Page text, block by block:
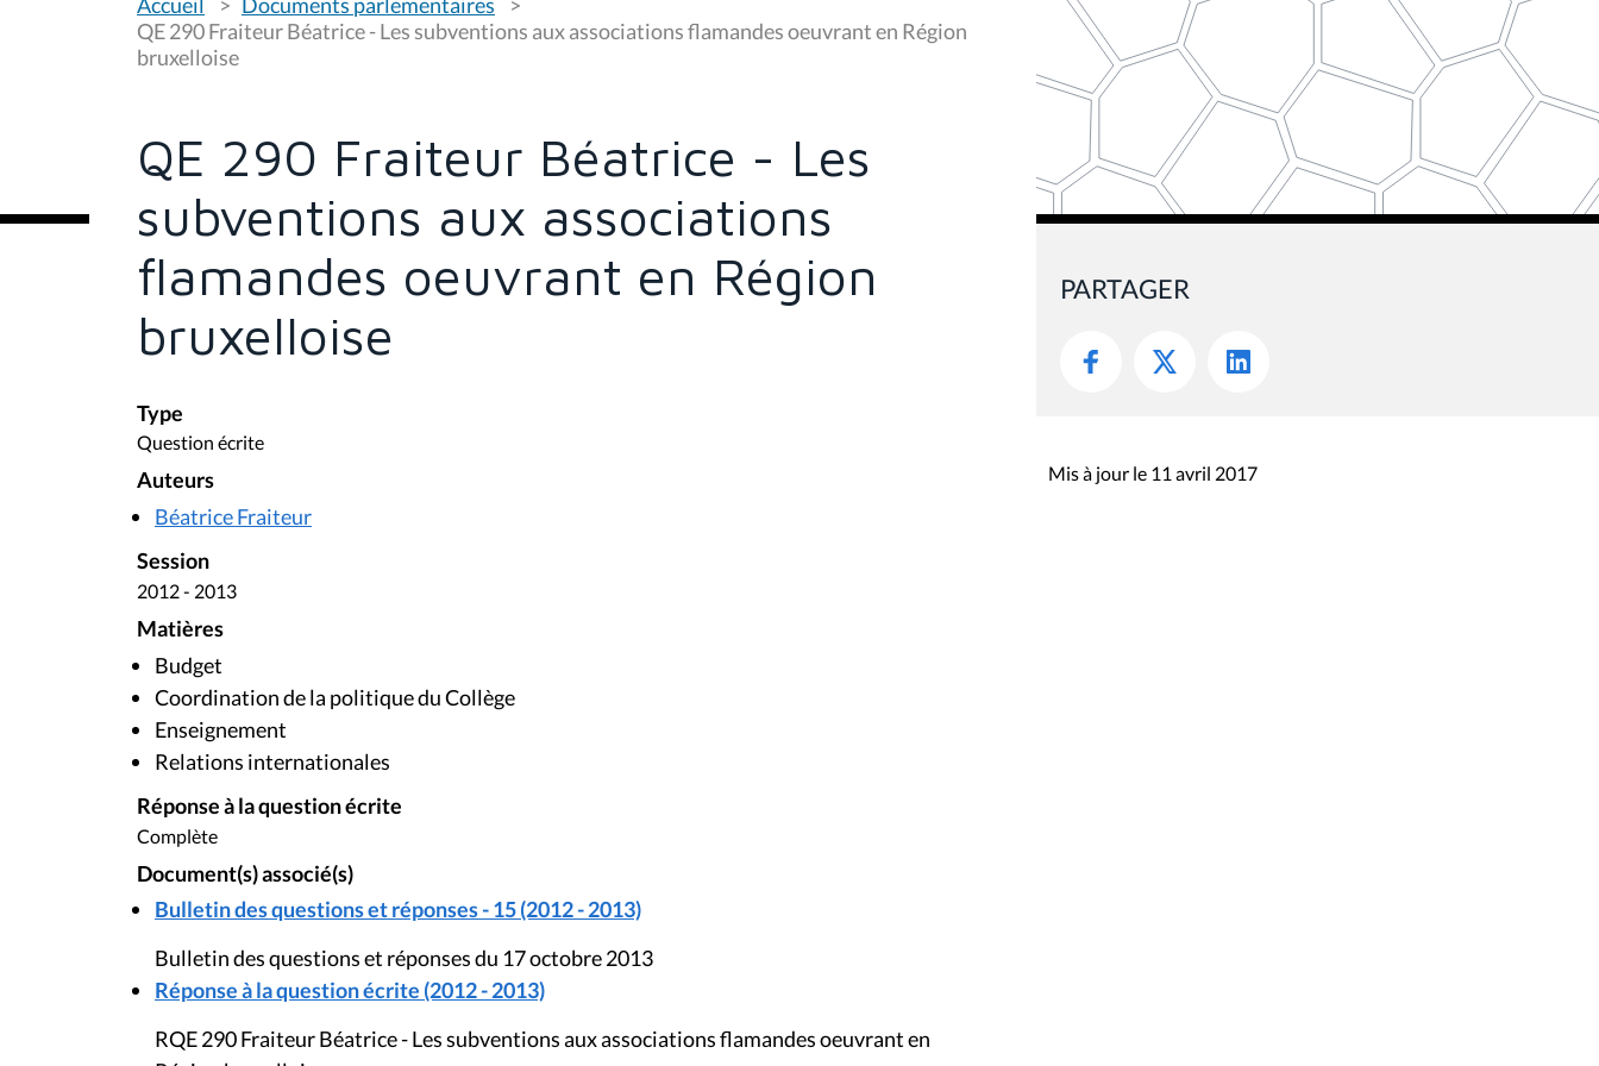
o
u
s
ê
c
:
QE 290 Fraiteur Béatrice - Les subventions aux associations flamandes oeuvrant en Région
bruxelloise
QE 290 Fraiteur Béatrice - Les
subventions aux associations
flamandes oeuvrant en Région
bruxelloise
Type
Question écrite
Auteurs
Béatrice Fraiteur
Session
2012 - 2013
Matières
Budget
Coordination de la politique du Collège
Enseignement
Relations internationales
Réponse à la question écrite
Complète
Document(s) associé(s)
Bulletin des questions et réponses - 15 (2012 - 2013)
Bulletin des questions et réponses du 17 octobre 2013
Réponse à la question écrite (2012 - 2013)
RQE 290 Fraiteur Béatrice - Les subventions aux associations flamandes oeuvrant en
PARTAGER
Mis à jour le 11 avril 2017